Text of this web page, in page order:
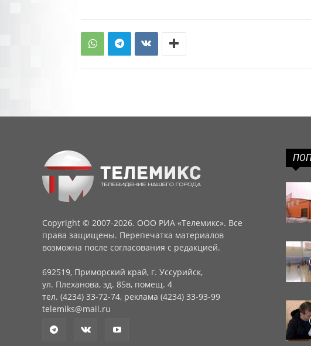
Copyright © 2007-2026. ООО РИА «Телемикс». Все
права защищены. Перепечатка материалов
возможна после согласования с редакцией.
692519, Приморский край, г. Уссурийск,
ул. Плеханова, зд. 85в, помещ. 4
тел. (4234) 33-72-74, реклама (4234) 33-93-99
telemiks@mail.ru